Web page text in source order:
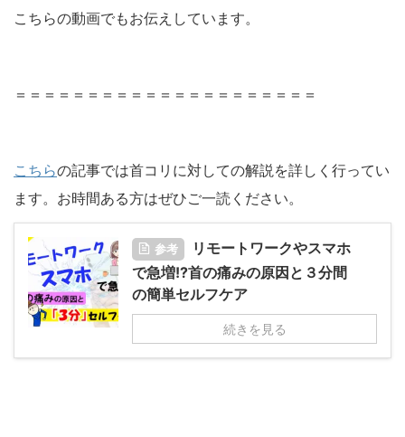
こちらの動画でもお伝えしています。
＝＝＝＝＝＝＝＝＝＝＝＝＝＝＝＝＝＝＝＝＝
こちらの記事では首コリに対しての解説を詳しく行ってい
ます。お時間ある方はぜひご一読ください。
参考
リモートワークやスマホ
で急増!?首の痛みの原因と３分間
の簡単セルフケア
続きを見る